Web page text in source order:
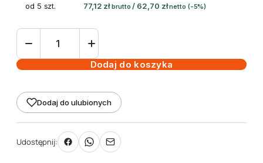
od 5 szt. 77,12 zł brutto / 62,70 zł netto (-5%)
ilość
pętlowa
17
x
190
mm
Dodaj do koszyka
Dodaj do ulubionych
Udostępnij: